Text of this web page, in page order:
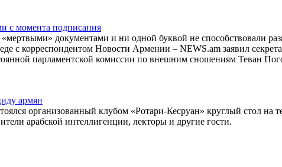
с момента подписания
документами и ни одной буквой не способствовали
с корреспондентом Новости Армении – NEWS.am заявил
парламентской комиссии по внешним сношениям Теван
армян
организованный клубом «Ротари-Кесруан» круглый стол на
арабской интеллигенции, лекторы и другие гости.